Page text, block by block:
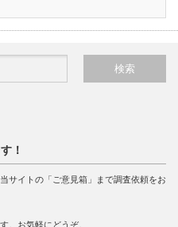
！
サイトの「ご意見箱」まで調査依頼をお
。お気軽にどうぞ。